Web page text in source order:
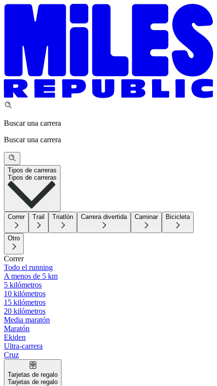
Buscar una carrera
Buscar una carrera
Tipos de carreras
Tipos de carreras
Correr Trail Triatlón Carrera divertida Caminar Bicicleta
Otro
Correr
Todo el running
A menos de 5 km
5 kilómetros
10 kilómetros
15 kilómetros
20 kilómetros
Media maratón
Maratón
Ekiden
Ultra-carrera
Cruz
Tarjetas de regalo
Tarjetas de regalo